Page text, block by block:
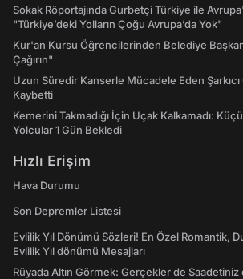
Sokak Röportajında Gurbetçi Türkiye ile
"Türkiye’deki Yolların Çoğu Avrupa’da Yok"
Kur'an Kursu Öğrencilerinden Belediye
Çağırın"
Uzun Süredir Kanserle Mücadele Eden Şarkıcı
Kaybetti
Kemerini Takmadığı İçin Uçak Kalkamadı:
Yolcular 1 Gün Bekledi
Hızlı Erişim
Hava Durumu
Son Depremler Listesi
Evlilik Yıl Dönümü Sözleri! En Özel Romantik,
Evlilik Yıl dönümü Mesajları
Rüyada Altın Görmek: Gerçekler de Saadetiniz